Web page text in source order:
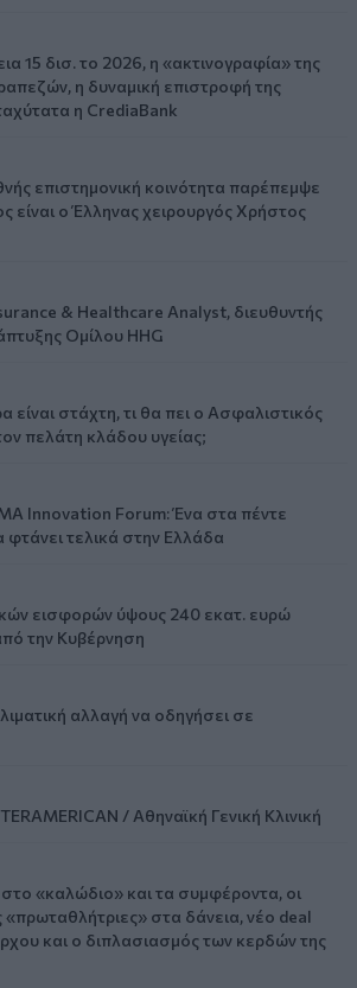
15 δισ. το 2026, η «ακτινογραφία» της
η δυναμική επιστροφή της
η CrediaBank
επιστημονική κοινότητα παρέπεμψε
είναι ο Έλληνας χειρουργός Χρήστος
& Healthcare Analyst, διευθυντής
Ομίλου HHG
είναι στάχτη, τι θα πει ο Ασφαλιστικός
πελάτη κλάδου υγείας;
Innovation Forum: Ένα στα πέντε
τελικά στην Ελλάδα
εισφορών ύψους 240 εκατ. ευρώ
την Κυβέρνηση
αλλαγή να οδηγήσει σε
/ Αθηναϊκή Γενική Κλινική
«καλώδιο» και τα συμφέροντα, οι
«πρωταθλήτριες» στα δάνεια, νέο deal
και ο διπλασιασμός των κερδών της